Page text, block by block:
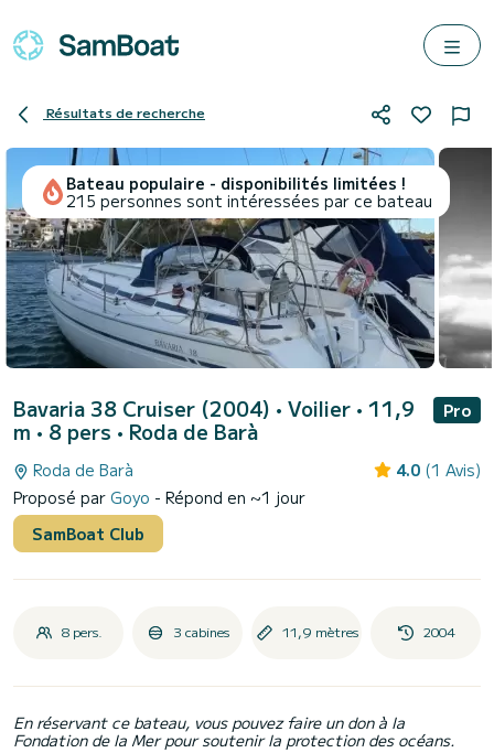
Résultats de recherche
Bateau populaire - disponibilités limitées !
215 personnes sont intéressées par ce bateau
Bavaria 38 Cruiser (2004) • Voilier • 11,9
m • 8 pers • Roda de Barà
Pro
Roda de Barà 4.0 (1 Avis)
Proposé par Goyo - Répond en ~1 jour
SamBoat Club
8 pers. 3 cabines 11,9 mètres 2004
En réservant ce bateau, vous pouvez faire un don à la
Fondation de la Mer pour soutenir la protection des océans.